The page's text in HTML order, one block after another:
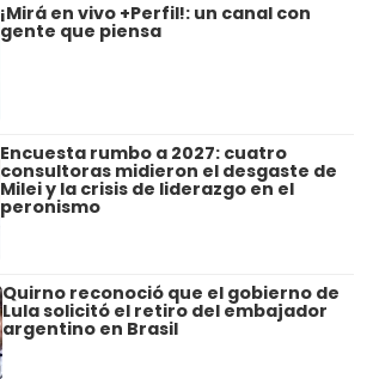
¡Mirá en vivo +Perfil!: un canal con
gente que piensa
Encuesta rumbo a 2027: cuatro
consultoras midieron el desgaste de
Milei y la crisis de liderazgo en el
peronismo
Quirno reconoció que el gobierno de
Lula solicitó el retiro del embajador
argentino en Brasil